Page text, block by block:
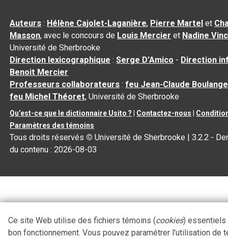
Auteurs : Hélène Cajolet-Laganière, Pierre Martel et
Masson, avec le concours de Louis Mercier et Nadine
Université de Sherbrooke
Direction lexicographique :Serge D’Amico - Direction
Benoit Mercier
Professeurs collaborateurs :feu Jean-Claude
feu Michel Théoret, Université de Sherbrooke
Qu’est-ce que le dictionnaire Usito ? Contactez-nous
Paramètres des témoins
Tous droits réservés © Université de Sherbrooke |3.2.2 -
du contenu :2026-08-03
Ce site Web utilise des fichiers témoins (cookies) essentiels
bon fonctionnement. Vous pouvez paramétrer l'utilisation de